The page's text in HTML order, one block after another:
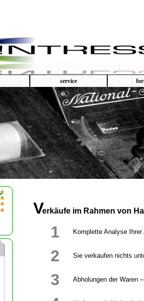
service
Verkäufe im Rahmen von
1 Komplette Analyse
2 Sie verkaufen nichts
3 Abholungen der Waren